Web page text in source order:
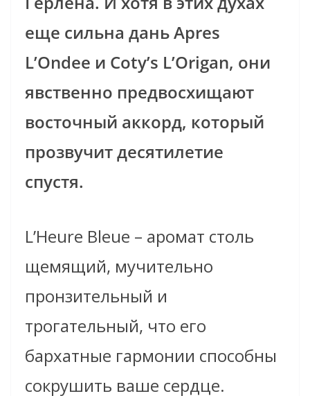
еще сильна дань Apres
L’Ondee и Coty’s L’Origan, они
явственно предвосхищают
восточный аккорд, который
прозвучит десятилетие
спустя.
L’Heure Bleue – аромат столь
щемящий, мучительно
пронзительный и
трогательный, что его
бархатные гармонии способны
сокрушить ваше сердце.